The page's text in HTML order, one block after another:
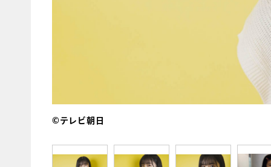
©テレビ朝日